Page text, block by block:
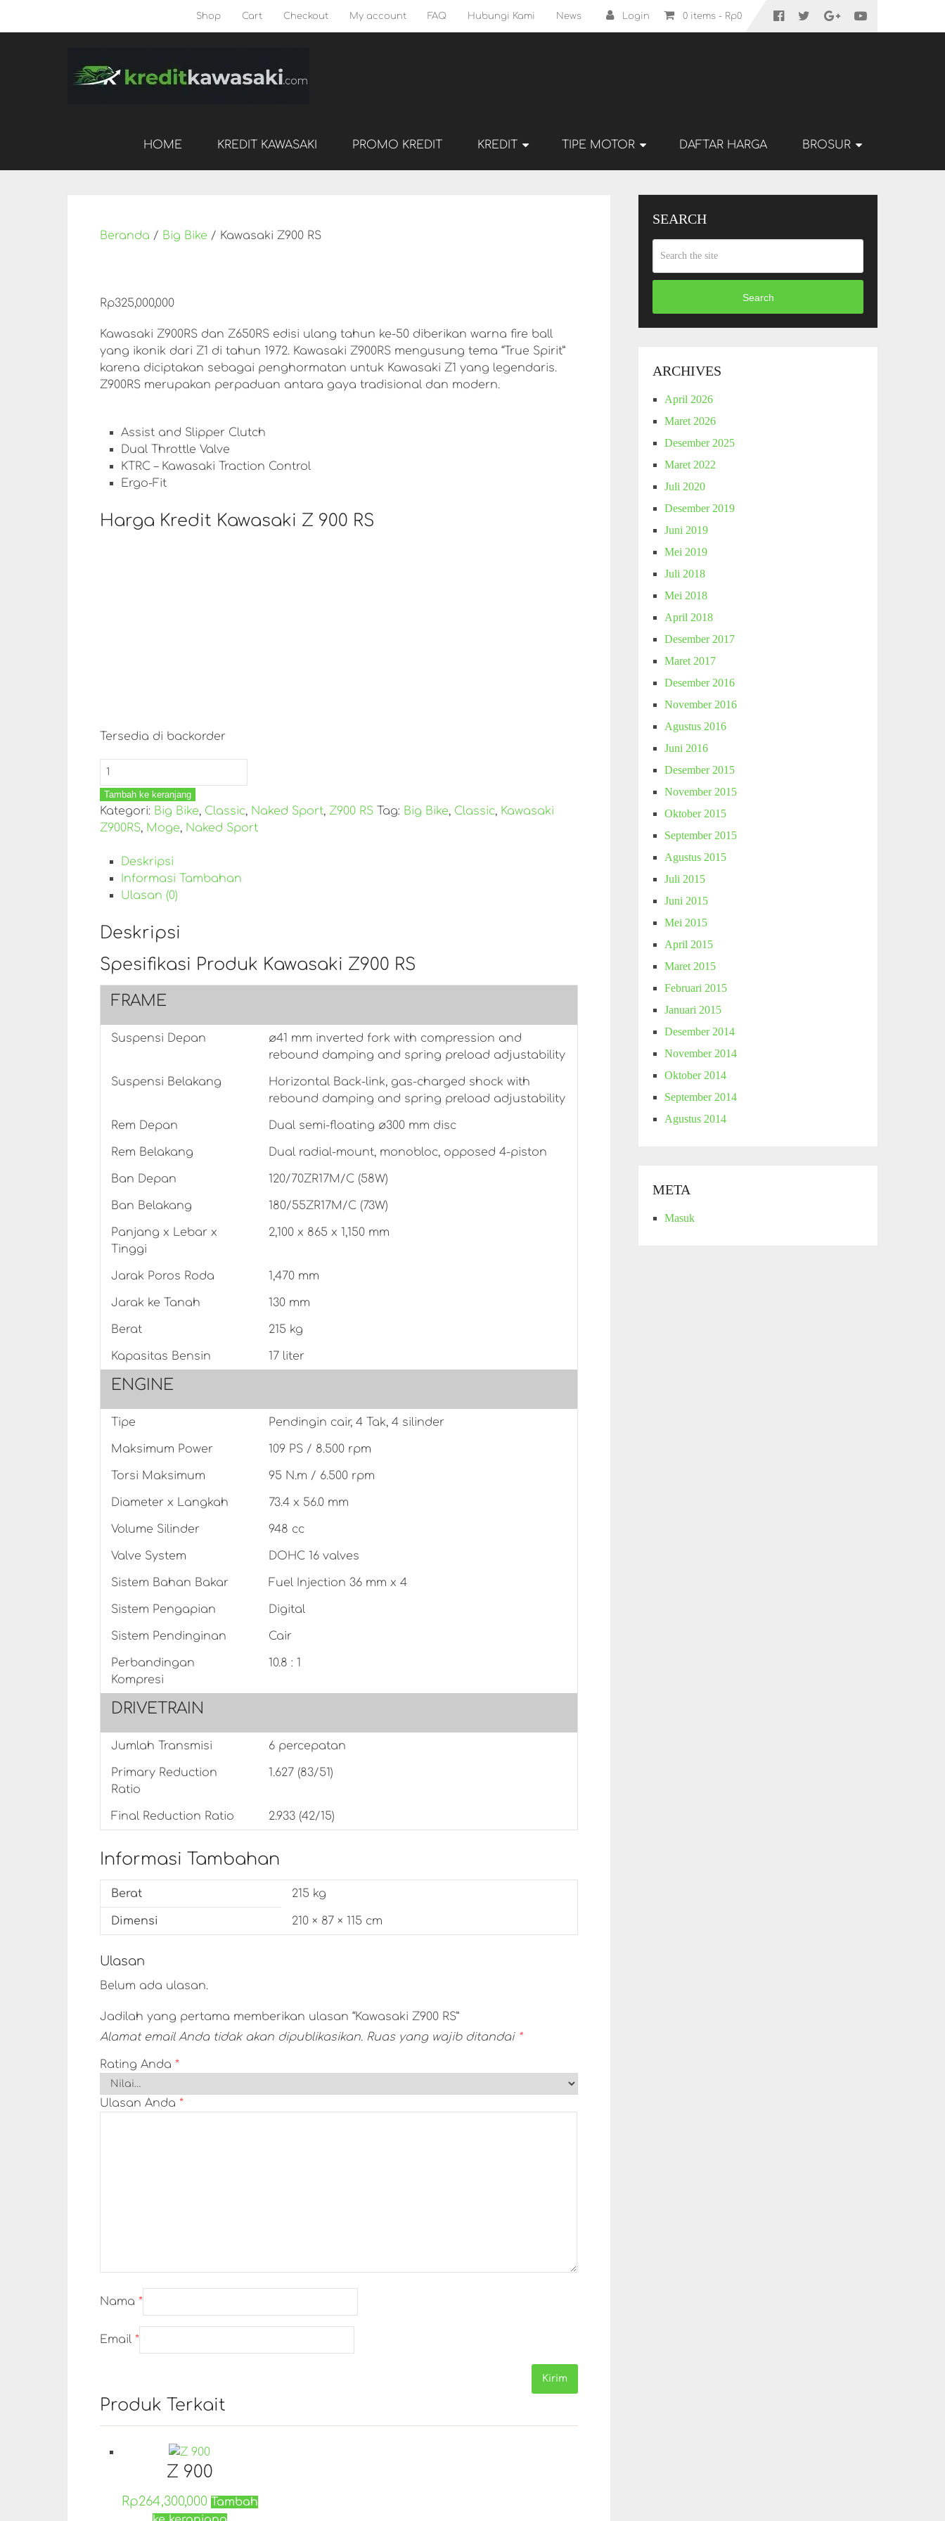
Shop Cart Checkout My account FAQ Hubungi Kami News Login 0 items - Rp0
HOME KREDIT KAWASAKI PROMO KREDIT KREDIT TIPE MOTOR DAFTAR HARGA BROSUR
Beranda / Big Bike / Kawasaki Z900 RS
Rp325,000,000
Kawasaki Z900RS dan Z650RS edisi ulang tahun ke-50 diberikan warna fire ball
yang ikonik dari Z1 di tahun 1972. Kawasaki Z900RS mengusung tema “True Spirit”
karena diciptakan sebagai penghormatan untuk Kawasaki Z1 yang legendaris.
Z900RS merupakan perpaduan antara gaya tradisional dan modern.
Assist and Slipper Clutch
Dual Throttle Valve
KTRC – Kawasaki Traction Control
Ergo-Fit
Harga Kredit Kawasaki Z 900 RS
Tersedia di backorder
Tambah ke keranjang
Kategori: Big Bike, Classic, Naked Sport, Z900 RS Tag: Big Bike, Classic, Kawasaki
Z900RS, Moge, Naked Sport
Deskripsi
Informasi Tambahan
Ulasan (0)
Deskripsi
Spesifikasi Produk Kawasaki Z900 RS
FRAME
Suspensi Depan
ø41 mm inverted fork with compression and
rebound damping and spring preload adjustability
Suspensi Belakang
Horizontal Back-link, gas-charged shock with
rebound damping and spring preload adjustability
Rem Depan Dual semi-floating ø300 mm disc
Rem Belakang Dual radial-mount, monobloc, opposed 4-piston
Ban Depan 120/70ZR17M/C (58W)
Ban Belakang 180/55ZR17M/C (73W)
Panjang x Lebar x
Tinggi
2,100 x 865 x 1,150 mm
Jarak Poros Roda 1,470 mm
Jarak ke Tanah 130 mm
Berat 215 kg
Kapasitas Bensin 17 liter
ENGINE
Tipe Pendingin cair, 4 Tak, 4 silinder
Maksimum Power 109 PS / 8.500 rpm
Torsi Maksimum 95 N.m / 6.500 rpm
Diameter x Langkah 73.4 x 56.0 mm
Volume Silinder 948 cc
Valve System DOHC 16 valves
Sistem Bahan Bakar Fuel Injection 36 mm x 4
Sistem Pengapian Digital
Sistem Pendinginan Cair
Perbandingan
Kompresi
10.8 : 1
DRIVETRAIN
Jumlah Transmisi 6 percepatan
Primary Reduction
Ratio
1.627 (83/51)
Final Reduction Ratio 2.933 (42/15)
Informasi Tambahan
Berat 215 kg
Dimensi 210 × 87 × 115 cm
Ulasan
Belum ada ulasan.
Jadilah yang pertama memberikan ulasan “Kawasaki Z900 RS”
Alamat email Anda tidak akan dipublikasikan. Ruas yang wajib ditandai *
Rating Anda *
Ulasan Anda *
Nama *
Email *
Produk Terkait
Z 900
Rp264,300,000 Tambah
SEARCH
Search
ARCHIVES
April 2026
Maret 2026
Desember 2025
Maret 2022
Juli 2020
Desember 2019
Juni 2019
Mei 2019
Juli 2018
Mei 2018
April 2018
Desember 2017
Maret 2017
Desember 2016
November 2016
Agustus 2016
Juni 2016
Desember 2015
November 2015
Oktober 2015
September 2015
Agustus 2015
Juli 2015
Juni 2015
Mei 2015
April 2015
Maret 2015
Februari 2015
Januari 2015
Desember 2014
November 2014
Oktober 2014
September 2014
Agustus 2014
META
Masuk